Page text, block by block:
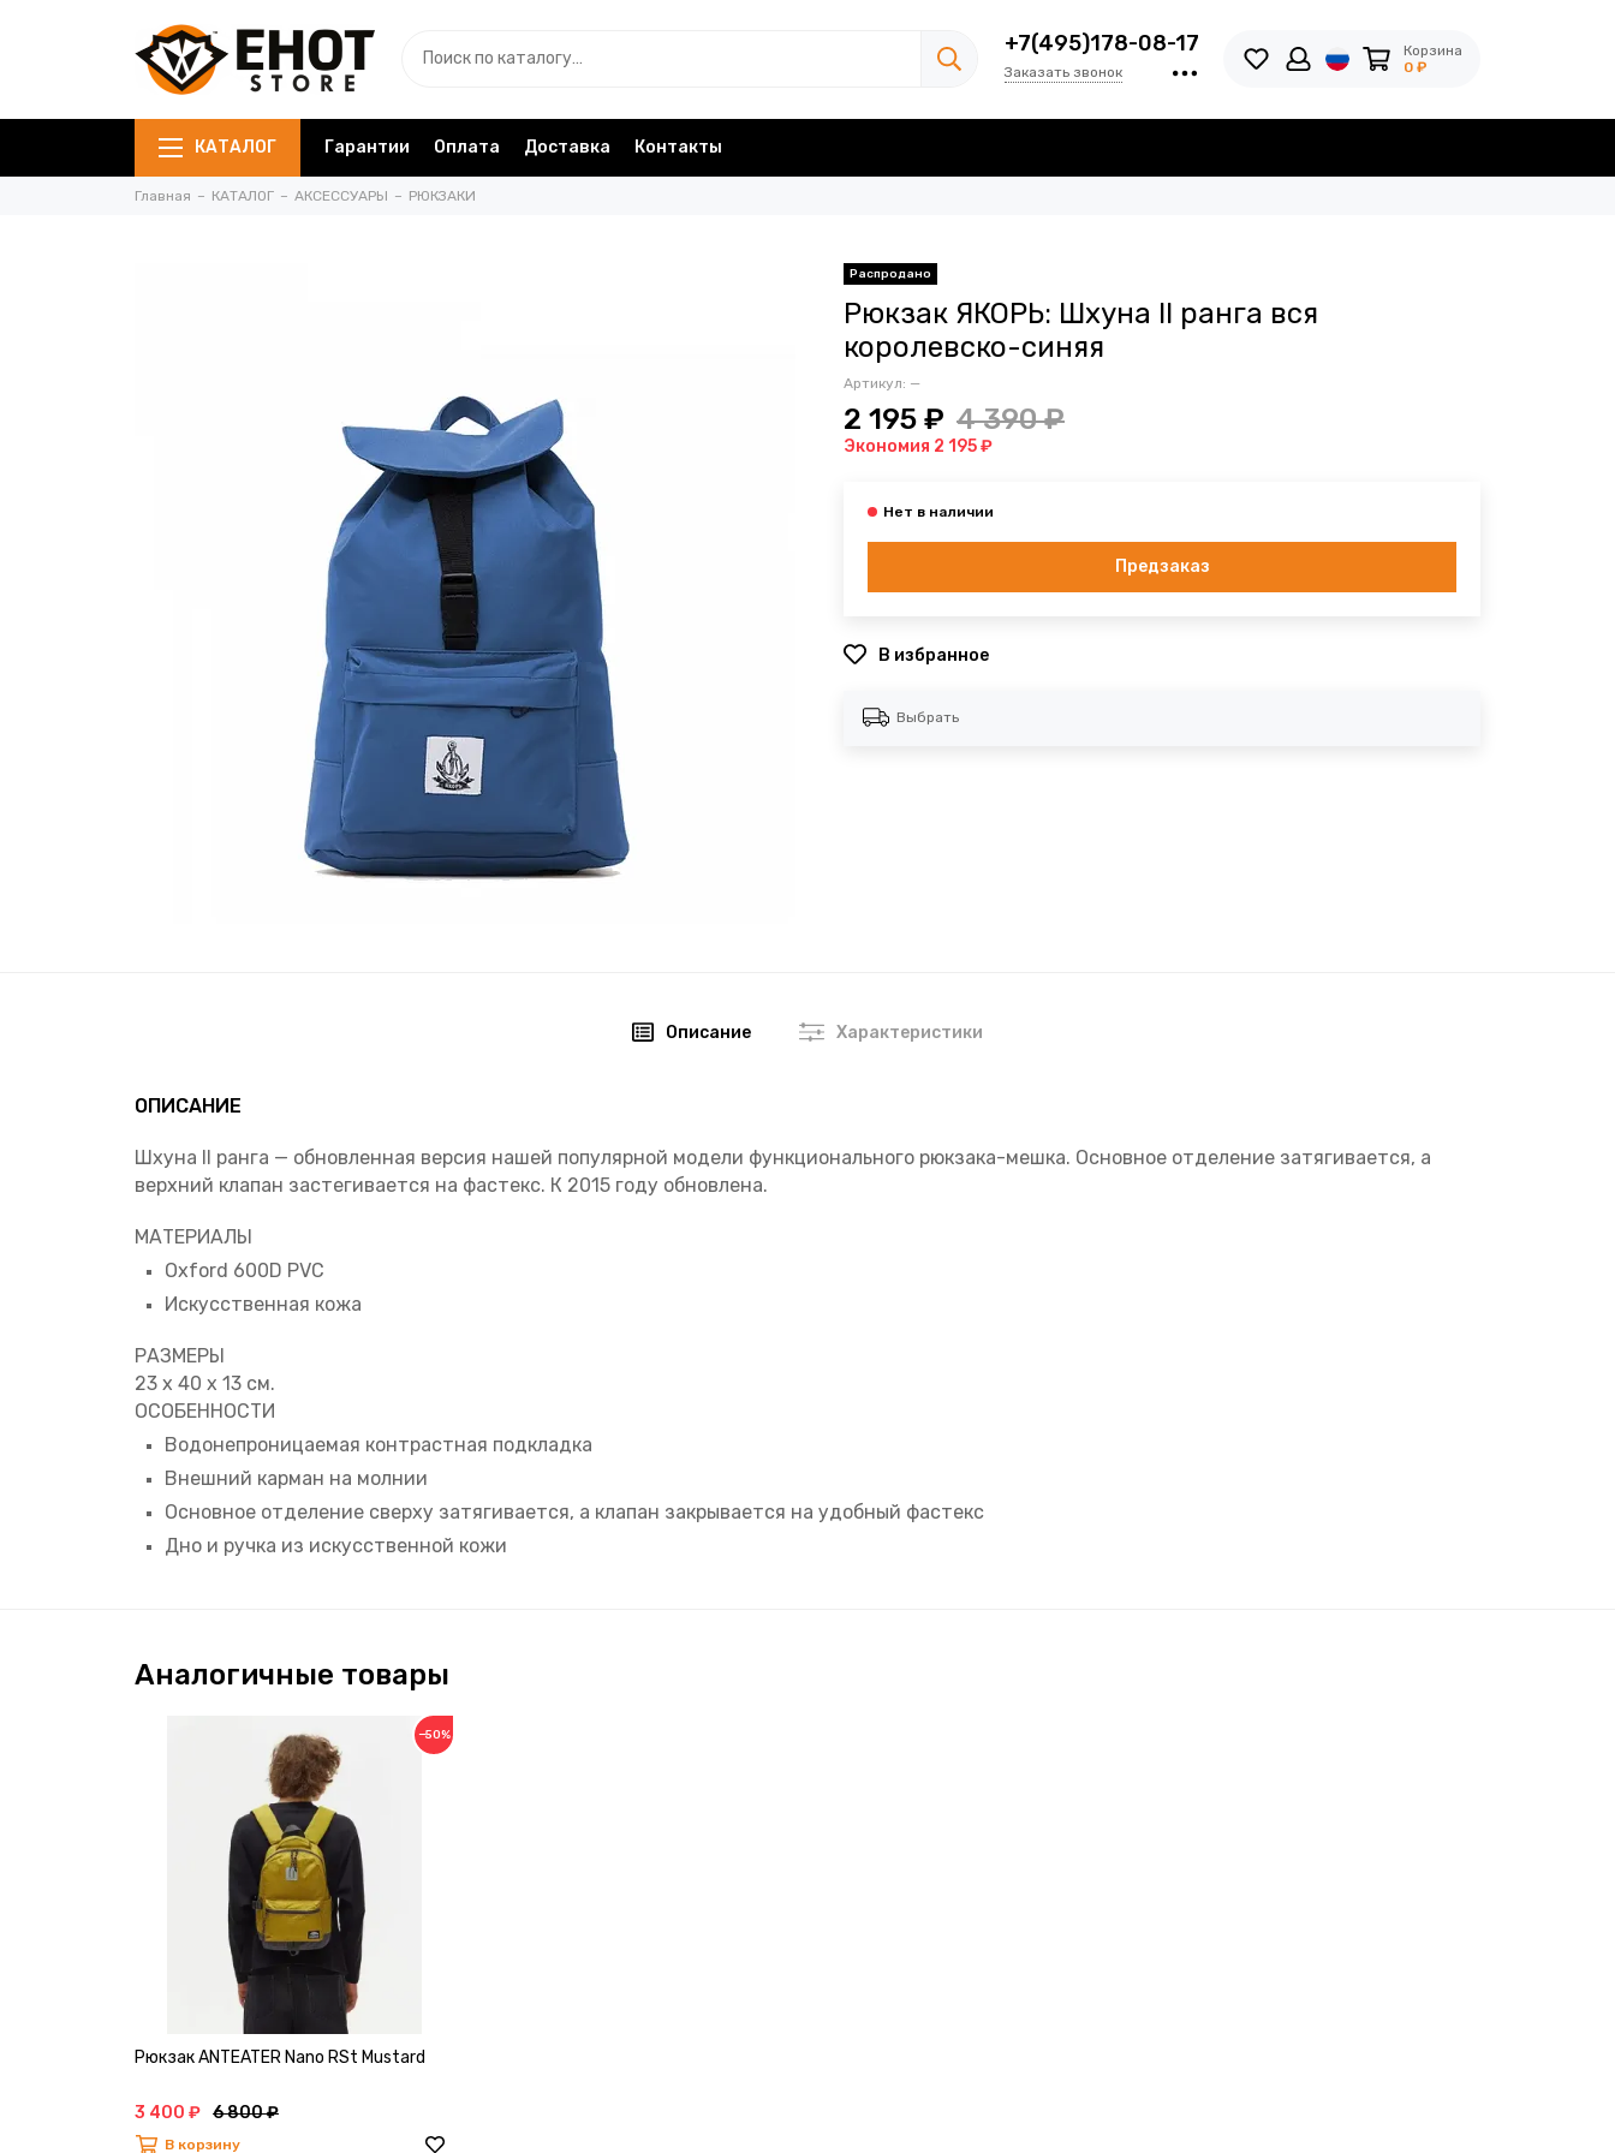
+7(495)178-08-17
Заказать звонок
Корзина
0 ₽
КАТАЛОГ Гарантии Оплата Доставка Контакты
Главная КАТАЛОГ АКСЕССУАРЫ РЮКЗАКИ
Рюкзак ЯКОРЬ: Шхуна II ранга вся
королевско-синяя
Артикул: —
2 195 ₽ 4 390 ₽
Экономия 2 195 ₽
Предзаказ
В избранное
Выбрать
Описание Характеристики
ОПИСАНИЕ
Шхуна II ранга — обновленная версия нашей популярной модели функционального рюкзака-мешка. Основное отделение затягивается, а
верхний клапан застегивается на фастекс. К 2015 году обновлена.
МАТЕРИАЛЫ
Oxford 600D PVC
Искусственная кожа
РАЗМЕРЫ
23 x 40 x 13 см.
ОСОБЕННОСТИ
Водонепроницаемая контрастная подкладка
Внешний карман на молнии
Основное отделение сверху затягивается, а клапан закрывается на удобный фастекс
Дно и ручка из искусственной кожи
Аналогичные товары
−50%
Рюкзак ANTEATER Nano RSt Mustard
3 400 ₽ 6 800 ₽
В корзину